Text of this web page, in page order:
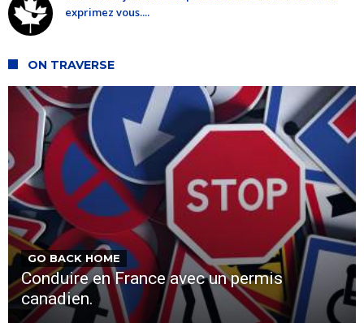
exprimez vous....
ON TRAVERSE
GO BACK HOME
Conduire en France avec un permis
canadien.